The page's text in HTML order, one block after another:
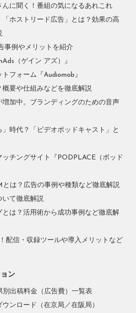
に聞く！番組の気になるあれこれ
「ホストリード広告」とは？効果の高
事例やメリットを紹介
（ゲイン アズ）』
フォーム『Audiomob』
要や仕組みなどを徹底解説
加中。ブランディングのための音声
時代？「ビデオポッドキャスト」と
チングサイト『PODPLACE（ポッド
は？広告の事例や種類など徹底解説
いて徹底解説
とは？活用術から成功事例など徹底解
配信・収録ツールや導入メリットなど
ン
別出稿料金（広告費）一覧表
ンロード（在京局／在阪局）